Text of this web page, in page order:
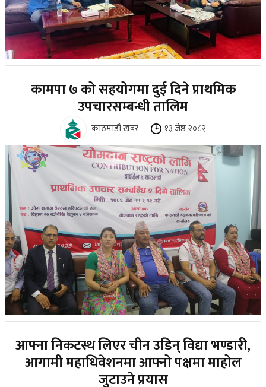
कामपा ७ को सहयोगमा दुई दिने प्राथमिक
उपचारसम्बन्धी तालिम
काठमाडौं खबर १३ जेष्ठ २०८२
आफ्ना निकटस्थ लिएर चीन उडिन् विद्या भण्डारी,
आगामी महाधिवेशनमा आफ्नो पक्षमा माहोल
जुटाउने प्रयास